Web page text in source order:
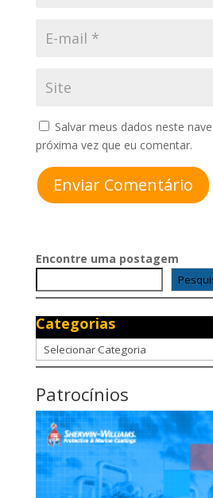
Salvar meus dados neste
próxima vez que eu comentar.
Enviar Comentário
Encontre uma postagem
Categorias
Categorias
Patrocínios